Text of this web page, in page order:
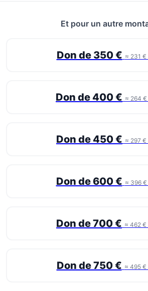
Et pour un autre
Don de 350 € ≈ 231 €
Don de 400 € ≈ 264
Don de 450 € ≈ 297
Don de 600 € ≈ 396
Don de 700 € ≈ 462 €
Don de 750 € ≈ 495 €